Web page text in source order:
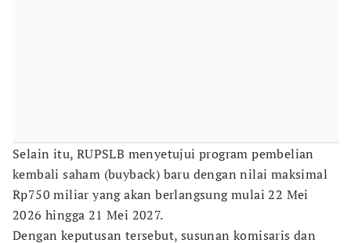
Selain itu, RUPSLB menyetujui program pembelian
kembali saham (buyback) baru dengan nilai maksimal
Rp750 miliar yang akan berlangsung mulai 22 Mei
2026 hingga 21 Mei 2027.
Dengan keputusan tersebut, susunan komisaris dan